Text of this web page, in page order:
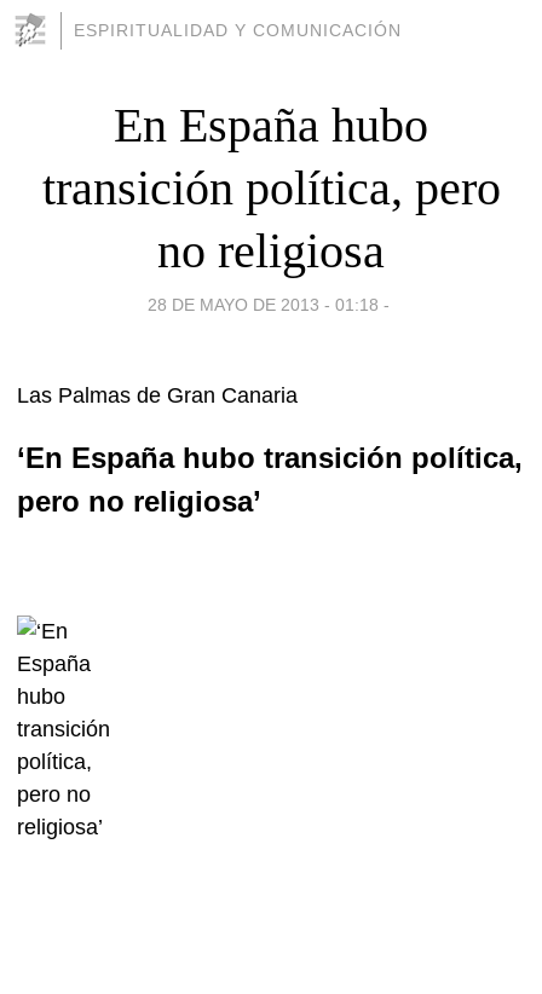
ESPIRITUALIDAD Y COMUNICACIÓN
En España hubo
transición política, pero
no religiosa
28 DE MAYO DE 2013 - 01:18 -
Las Palmas de Gran Canaria
‘En España hubo transición política,
pero no religiosa’